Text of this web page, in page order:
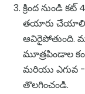
క్రింద నుండి
తయారు చేయాలి,
ఆవిరైపోతుంది.
మూత్రపిండాల
మరియు ఎగువ -
తొలగించండి.